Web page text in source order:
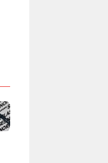
sluneční brýle, které